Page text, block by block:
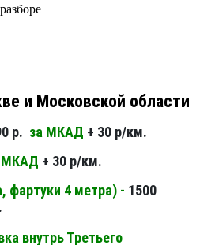
и Московской области
р. за МКАД + 30 р/км.
МКАД + 30 р/км.
фартуки 4 метра) - 1500
внутрь Третьего